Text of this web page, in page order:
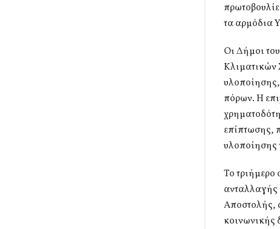
τα αρμόδια
Οι Δήμοι
Κλιματικών
πόρων. Η
επίπτωσης,
υλοποίησης
Το τριήμερο
ανταλλαγής
Αποστολής,
κοινωνικής